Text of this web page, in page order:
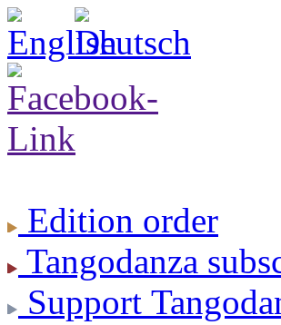
Edition order
Tangodanza
Support